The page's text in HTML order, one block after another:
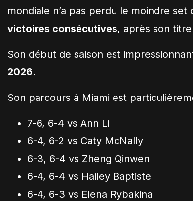
mondiale n’a pas perdu le moindre
victoires consécutives, après son
Son début de saison est
2026.
Son parcours à Miami est
7-6, 6-4 vs Ann Li
6-4, 6-2 vs Caty McNally
6-3, 6-4 vs Zheng Qinwen
6-4, 6-4 vs Hailey Baptiste
6-4, 6-3 vs Elena Rybakina